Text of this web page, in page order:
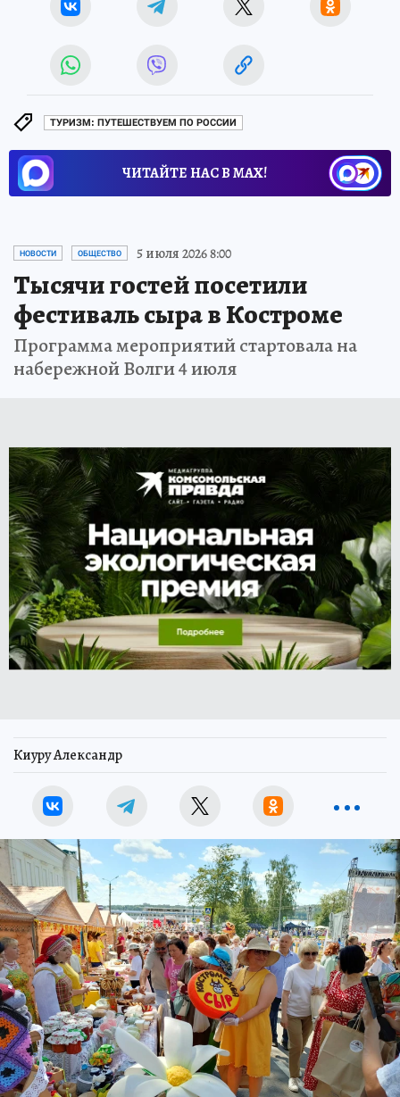
ТУРИЗМ: ПУТЕШЕСТВУЕМ ПО РОССИИ
ЧИТАЙТЕ НАС В МАХ!
НОВОСТИ ОБЩЕСТВО 5 июля 2026 8:00
Тысячи гостей посетили
фестиваль сыра в Костроме
Программа мероприятий стартовала на
набережной Волги 4 июля
Киуру Александр